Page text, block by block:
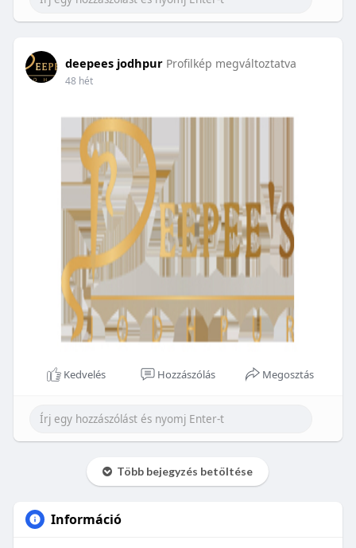
deepees jodhpur Profilkép megváltoztatva
48 hét
Kedvelés Hozzászólás Megosztás
Több bejegyzés betöltése
Információ